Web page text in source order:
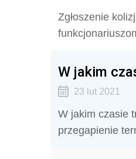
Zgłoszenie
W jakim
23 lut 2021
W jakim czasie
przegapienie